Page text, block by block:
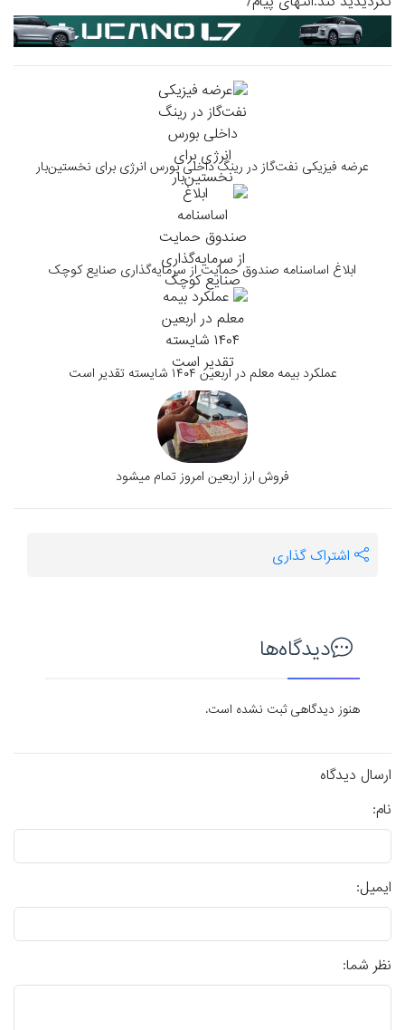
عرضه فیزیکی نفت‌گاز در رینگ داخلی بورس انرژی برای نخستین‌بار
ابلاغ اساسنامه صندوق حمایت از سرمایه‌گذاری صنایع کوچک
عملکرد بیمه معلم در اربعین ۱۴۰۴ شایسته تقدیر است
فروش ارز اربعین امروز تمام میشود
اشتراک گذاری
دیدگاه‌ها
هنوز دیدگاهی ثبت نشده است.
ارسال دیدگاه
نام:
ایمیل:
نظر شما: